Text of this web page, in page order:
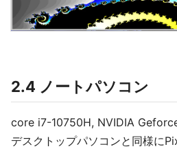
2.4 ノートパソコン
core i7-10750H, NVIDIA
デスクトップパソコンと同様に